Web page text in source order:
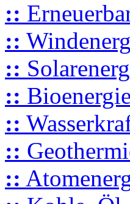
::
::
::
:: Bioenergie
::
::
::